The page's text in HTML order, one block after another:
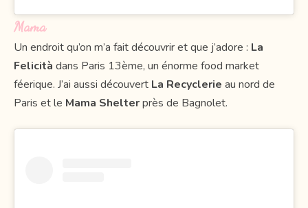
Mama
Un endroit qu’on m’a fait découvrir et que j’adore : La
Felicità dans Paris 13ème, un énorme food market
féerique. J’ai aussi découvert La Recyclerie au nord de
Paris et le Mama Shelterprès de Bagnolet.